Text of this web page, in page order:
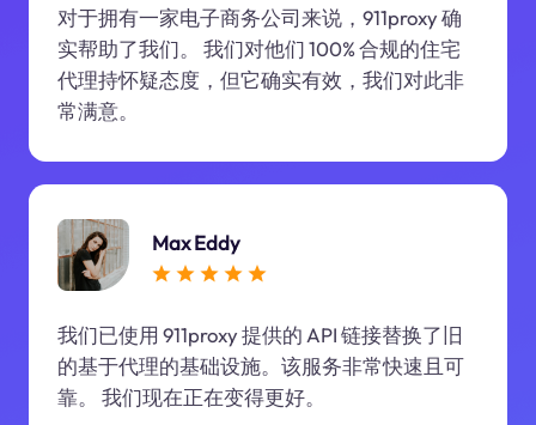
对于拥有一家电子商务公司来说，911proxy 确
实帮助了我们。 我们对他们 100% 合规的住宅
代理持怀疑态度，但它确实有效，我们对此非
常满意。
Max Eddy
我们已使用 911proxy 提供的 API 链接替换了旧
的基于代理的基础设施。该服务非常快速且可
靠。 我们现在正在变得更好。